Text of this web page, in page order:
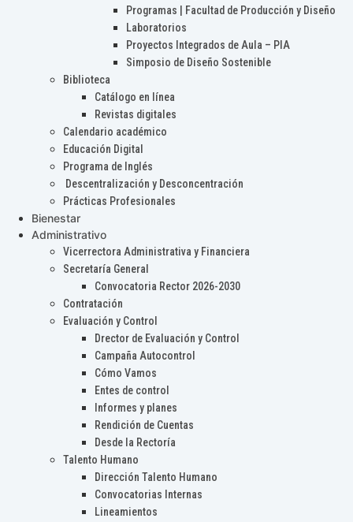
Programas | Facultad de Producción y Diseño
Laboratorios
Proyectos Integrados de Aula – PIA
Simposio de Diseño Sostenible
Biblioteca
Catálogo en línea
Revistas digitales
Calendario académico
Educación Digital
Programa de Inglés
Descentralización y Desconcentración
Prácticas Profesionales
Bienestar
Administrativo
Vicerrectora Administrativa y Financiera
Secretaría General
Convocatoria Rector 2026-2030
Contratación
Evaluación y Control
Drector de Evaluación y Control
Campaña Autocontrol
Cómo Vamos
Entes de control
Informes y planes
Rendición de Cuentas
Desde la Rectoría
Talento Humano
Dirección Talento Humano
Convocatorias Internas
Lineamientos